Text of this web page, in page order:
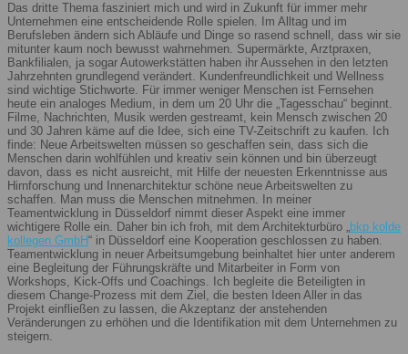
Das dritte Thema fasziniert mich und wird in Zukunft für immer mehr
Unternehmen eine entscheidende Rolle spielen. Im Alltag und im
Berufsleben ändern sich Abläufe und Dinge so rasend schnell, dass wir sie
mitunter kaum noch bewusst wahrnehmen. Supermärkte, Arztpraxen,
Bankfilialen, ja sogar Autowerkstätten haben ihr Aussehen in den letzten
Jahrzehnten grundlegend verändert. Kundenfreundlichkeit und Wellness
sind wichtige Stichworte. Für immer weniger Menschen ist Fernsehen
heute ein analoges Medium, in dem um 20 Uhr die „Tagesschau“ beginnt.
Filme, Nachrichten, Musik werden gestreamt, kein Mensch zwischen 20
und 30 Jahren käme auf die Idee, sich eine TV-Zeitschrift zu kaufen. Ich
finde: Neue Arbeitswelten müssen so geschaffen sein, dass sich die
Menschen darin wohlfühlen und kreativ sein können und bin überzeugt
davon, dass es nicht ausreicht, mit Hilfe der neuesten Erkenntnisse aus
Hirnforschung und Innenarchitektur schöne neue Arbeitswelten zu
schaffen. Man muss die Menschen mitnehmen. In meiner
Teamentwicklung in Düsseldorf nimmt dieser Aspekt eine immer
wichtigere Rolle ein. Daher bin ich froh, mit dem Architekturbüro „bkp kolde
kollegen GmbH“ in Düsseldorf eine Kooperation geschlossen zu haben.
Teamentwicklung in neuer Arbeitsumgebung beinhaltet hier unter anderem
eine Begleitung der Führungskräfte und Mitarbeiter in Form von
Workshops, Kick-Offs und Coachings. Ich begleite die Beteiligten in
diesem Change-Prozess mit dem Ziel, die besten Ideen Aller in das
Projekt einfließen zu lassen, die Akzeptanz der anstehenden
Veränderungen zu erhöhen und die Identifikation mit dem Unternehmen zu
steigern.